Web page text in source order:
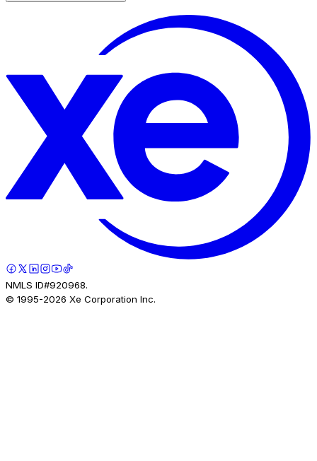
NMLS ID#920968.
© 1995-2026 Xe Corporation Inc.